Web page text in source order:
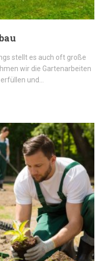
stellt es auch oft große
wir die Gartenarbeiten
und…